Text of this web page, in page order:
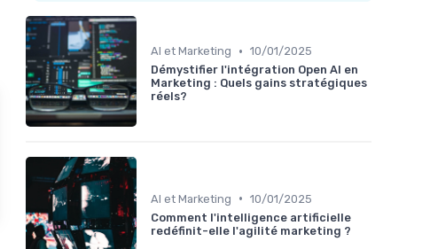
AI et Marketing • 10/01/2025
Démystifier l'intégration Open AI en
Marketing : Quels gains stratégiques
réels?
AI et Marketing • 10/01/2025
Comment l'intelligence artificielle
redéfinit-elle l'agilité marketing ?